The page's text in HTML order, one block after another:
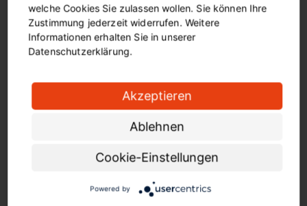
Auch zum Hafenspaziergang werden am 30. August
viele Besucherinnen und Besucher erwartet. Diese
sollten vor allem die Stadtbahn-Linie U47 (Aplerbeck –
Westerfilde) zur An- und Abreise nutzen, auf der
Ein extra eingerichteter kostenloser Shuttle-Verkehr
Minuten-Takt die elf Haltepunkten des
Hafenspaziergangs miteinander. Mehr dazu:
https://hafenspaziergang.echt-nordstadt.de/
welche Cookies Sie zulassen wollen. Sie können Ihre
Zustimmung jederzeit widerrufen. Weitere
Informationen erhalten Sie in unserer
Datenschutzerklärung.
Akzeptieren
Ablehnen
Cookie-Einstellungen
Powered by